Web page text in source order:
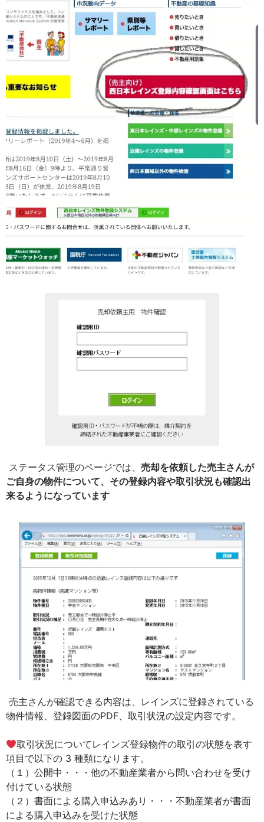
ステータス管理のページでは、 売却を依頼した売主さんが
ご自身の物件について、その登録内容や取引状況も確認出
来るようになっています
売主さんが確認できる内容は、レインズに登録されている
物件情報、登録図面のPDF、取引状況の設定内容です。
取引状況についてレインズ登録物件の取引の状態を表す
項目で以下の 3 種類になります。
（１）公開中・・・他の不動産業者から問い合わせを受け
付けている状態
（２）書面による購入申込みあり・・・不動産業者が書面
による購入申込みを受けた状態